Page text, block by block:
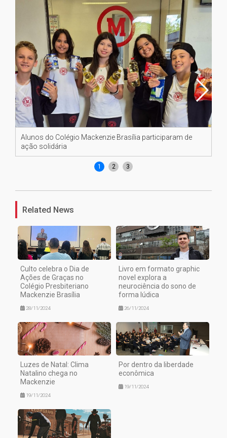
Alunos do Colégio Mackenzie Brasília participaram de
ação solidária
1 2 3
Related News
Culto celebra o Dia de
Ações de Graças no
Colégio Presbiteriano
Mackenzie Brasília
28/11/2024
Livro em formato graphic
novel explora a
neurociência do sono de
forma lúdica
26/11/2024
Luzes de Natal: Clima
Natalino chega no
Mackenzie
19/11/2024
Por dentro da liberdade
econômica
19/11/2024